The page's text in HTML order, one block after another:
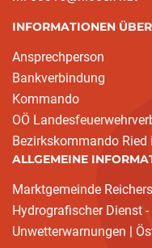
INFORMATIONEN
Ansprechperson
Bankverbindung
Kommando
OÖ
Bezirkskommando Ried
ALLGEMEINE
Marktgemeinde
Hydrografischer Dienst
Unwetterwarnungen |